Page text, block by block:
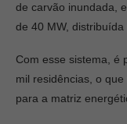
de carvão inundada,
de 40 MW,
Com esse sistema, é
mil residências, o
para a matriz